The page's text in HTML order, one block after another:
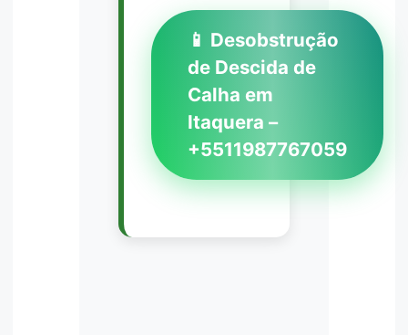
📱 Desobstrução
de Descida de
Calha em
Itaquera –
+5511987767059